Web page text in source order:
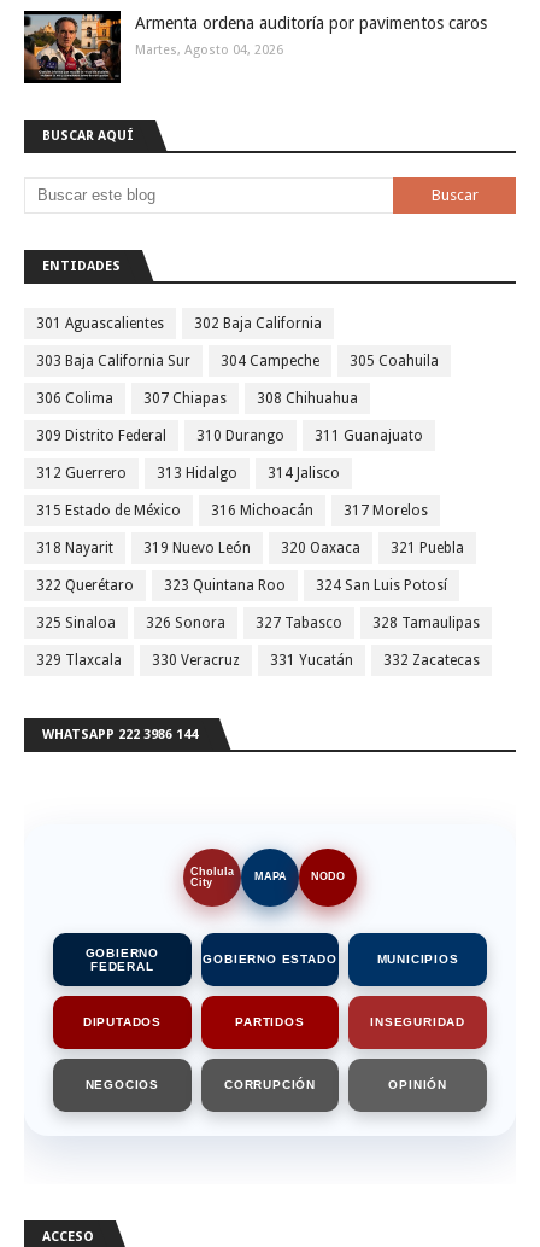
Armenta ordena auditoría por pavimentos caros
Martes, Agosto 04, 2026
BUSCAR AQUÍ
ENTIDADES
301 Aguascalientes 302 Baja California
303 Baja California Sur 304 Campeche 305 Coahuila
306 Colima 307 Chiapas 308 Chihuahua
309 Distrito Federal 310 Durango 311 Guanajuato
312 Guerrero 313 Hidalgo 314 Jalisco
315 Estado de México 316 Michoacán 317 Morelos
318 Nayarit 319 Nuevo León 320 Oaxaca 321 Puebla
322 Querétaro 323 Quintana Roo 324 San Luis Potosí
325 Sinaloa 326 Sonora 327 Tabasco 328 Tamaulipas
329 Tlaxcala 330 Veracruz 331 Yucatán 332 Zacatecas
WHATSAPP 222 3986 144
Cholula
City
MAPA NODO
GOBIERNO
FEDERAL
GOBIERNO ESTADO MUNICIPIOS
DIPUTADOS PARTIDOS INSEGURIDAD
NEGOCIOS CORRUPCIÓN OPINIÓN
ACCESO